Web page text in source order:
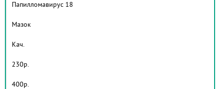
Папилломавирус 18
Мазок
Кач.
230р.
400р.